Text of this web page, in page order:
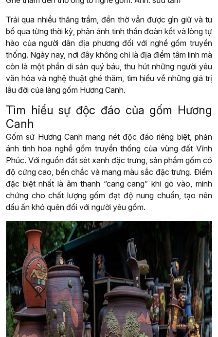
Trải qua nhiều thăng trầm, đền thờ vẫn được gìn giữ và tu
bổ qua từng thời kỳ, phản ánh tinh thần đoàn kết và lòng tự
hào của người dân địa phương đối với nghề gốm truyền
thống. Ngày nay, nơi đây không chỉ là địa điểm tâm linh mà
còn là một phần di sản quý báu, thu hút những người yêu
văn hóa và nghệ thuật ghé thăm, tìm hiểu về những giá trị
lâu đời của làng gốm Hương Canh.
Tìm hiểu sự độc đáo của gốm Hương
Canh
Gốm sứ Hương Canh mang nét độc đáo riêng biệt, phản
ánh tinh hoa nghề gốm truyền thống của vùng đất Vĩnh
Phúc. Với nguồn đất sét xanh đặc trưng, sản phẩm gốm có
độ cứng cao, bền chắc và mang màu sắc đặc trưng. Điểm
đặc biệt nhất là âm thanh “cang cang” khi gõ vào, minh
chứng cho chất lượng gốm đạt độ nung chuẩn, tạo nên
dấu ấn khó quên đối với người yêu gốm.